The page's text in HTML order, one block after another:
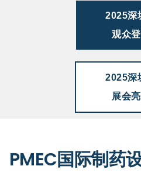
2025深
观众
2025深
展会
PMEC国际制药